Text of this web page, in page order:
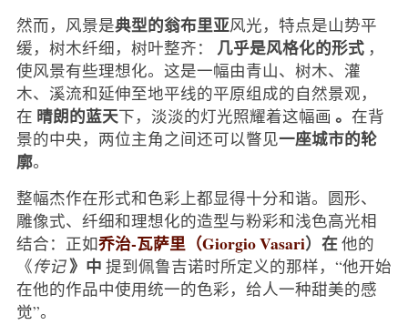
然而，风景是典型的翁布里亚风光，特点是山势平
缓，树木纤细，树叶整齐：
几乎是风格化的形式 ，
使风景有些理想化。这是一幅由青山、树木、灌
木、溪流和延伸至地平线的平原组成的自然景观，
在 晴朗的蓝天下，淡淡的灯光照耀着这幅画 。 在背
景的中央，两位主角之间还可以瞥见一座城市的轮
廓。
整幅杰作在形式和色彩上都显得十分和谐。圆形、
雕像式、纤细和理想化的造型与粉彩和浅色高光相
结合：正如乔治-瓦萨里（Giorgio Vasari）在他的
《传记》中 提到佩鲁吉诺时所定义的那样，“他开始
在他的作品中使用统一的色彩，给人一种甜美的感
觉”。